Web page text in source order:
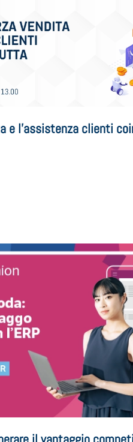
e l’assistenza clienti